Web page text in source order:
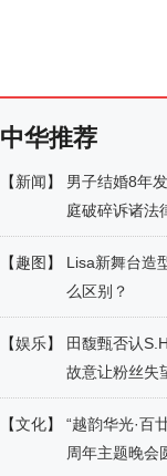
中华推荐
【新闻】
男子结婚8年
庭破碎诉诸法
【趣图 】
Lisa新舞台造
么区别？
【娱乐】
田馥甄否认
故意让粉丝失
【文化】
“越韵华光·百
周年主题晚会